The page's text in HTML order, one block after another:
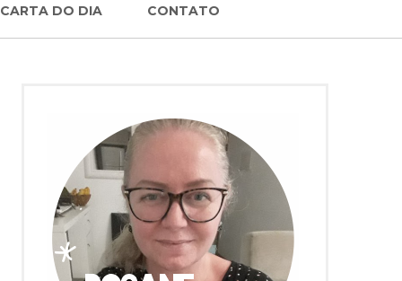
CARTA DO DIA CONTATO